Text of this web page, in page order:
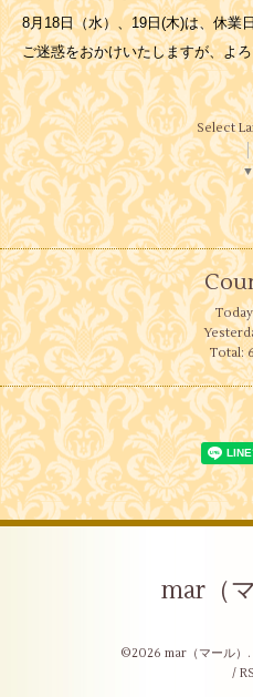
8月18日（水）、19日(木)は、休業
ご迷惑をおかけいたしますが、よ
Select
▼
Total:
mar（
©2026 mar（マール）
/